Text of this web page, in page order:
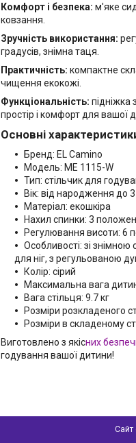
Комфорт і безпека: м'яке
ковзання.
Зручність використання:
градусів, знімна таця.
Практичність: компактне
чищення екокожі.
Функціональність: підніжка
простір і комфорт для вашої
Основні
Бренд: EL Camino
Модель: ME 1115-W
Тип: стільчик для
Вік: від народження до 3
Матеріал: екошкіра
Нахил спинки: 3
Регулювання висоти: 6
Особливості: зі
для ніг, з регульованою
Колір: сірий
Максимальна вага
Вага стільця: 9.7 кг
Розміри розкладеного
Розміри в складеному
Виготовлено з якісних
годування вашої дитини!
Сайт